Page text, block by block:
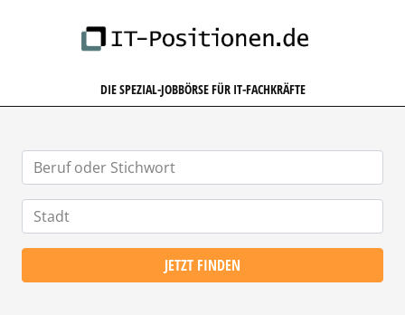
DIE SPEZIAL-JOBBÖRSE FÜR IT-FACHKRÄFTE
JETZT FINDEN